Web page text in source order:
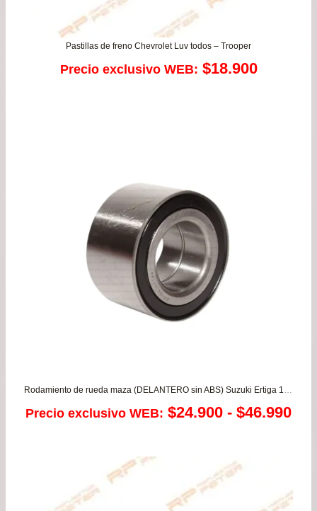
Pastillas de freno Chevrolet Luv todos – Trooper
Precio exclusivo WEB: $18.900
Rodamiento de rueda maza (DELANTERO sin ABS) Suzuki Ertiga 1.4 – SX4 1.6/2.0 – Sx4 Cross – Vitara 1.4/1.6 (copia)
Precio exclusivo WEB: $24.900 - $46.990